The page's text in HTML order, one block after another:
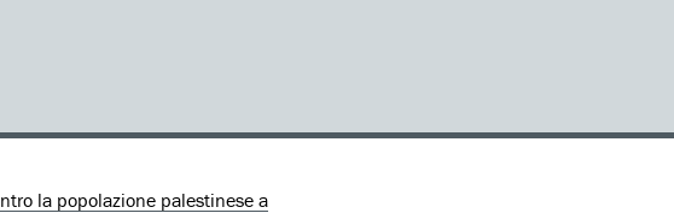
la popolazione palestinese a